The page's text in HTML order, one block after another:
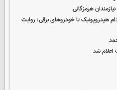
دام هیدروپونیک تا خودروهای برقی: روایت
شد